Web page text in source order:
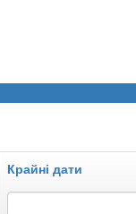
Крайні дати